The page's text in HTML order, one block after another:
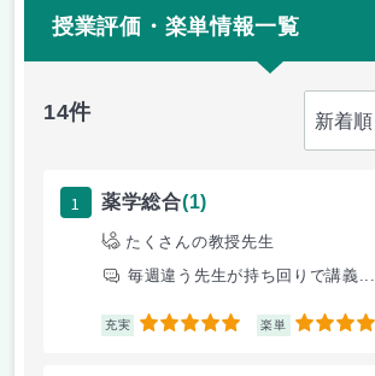
授業評価・楽単情報一覧
14件
1 薬学総合(1)
たくさんの教授先生
毎週違う先生が持ち回りで講義...
充実 5 楽単 4